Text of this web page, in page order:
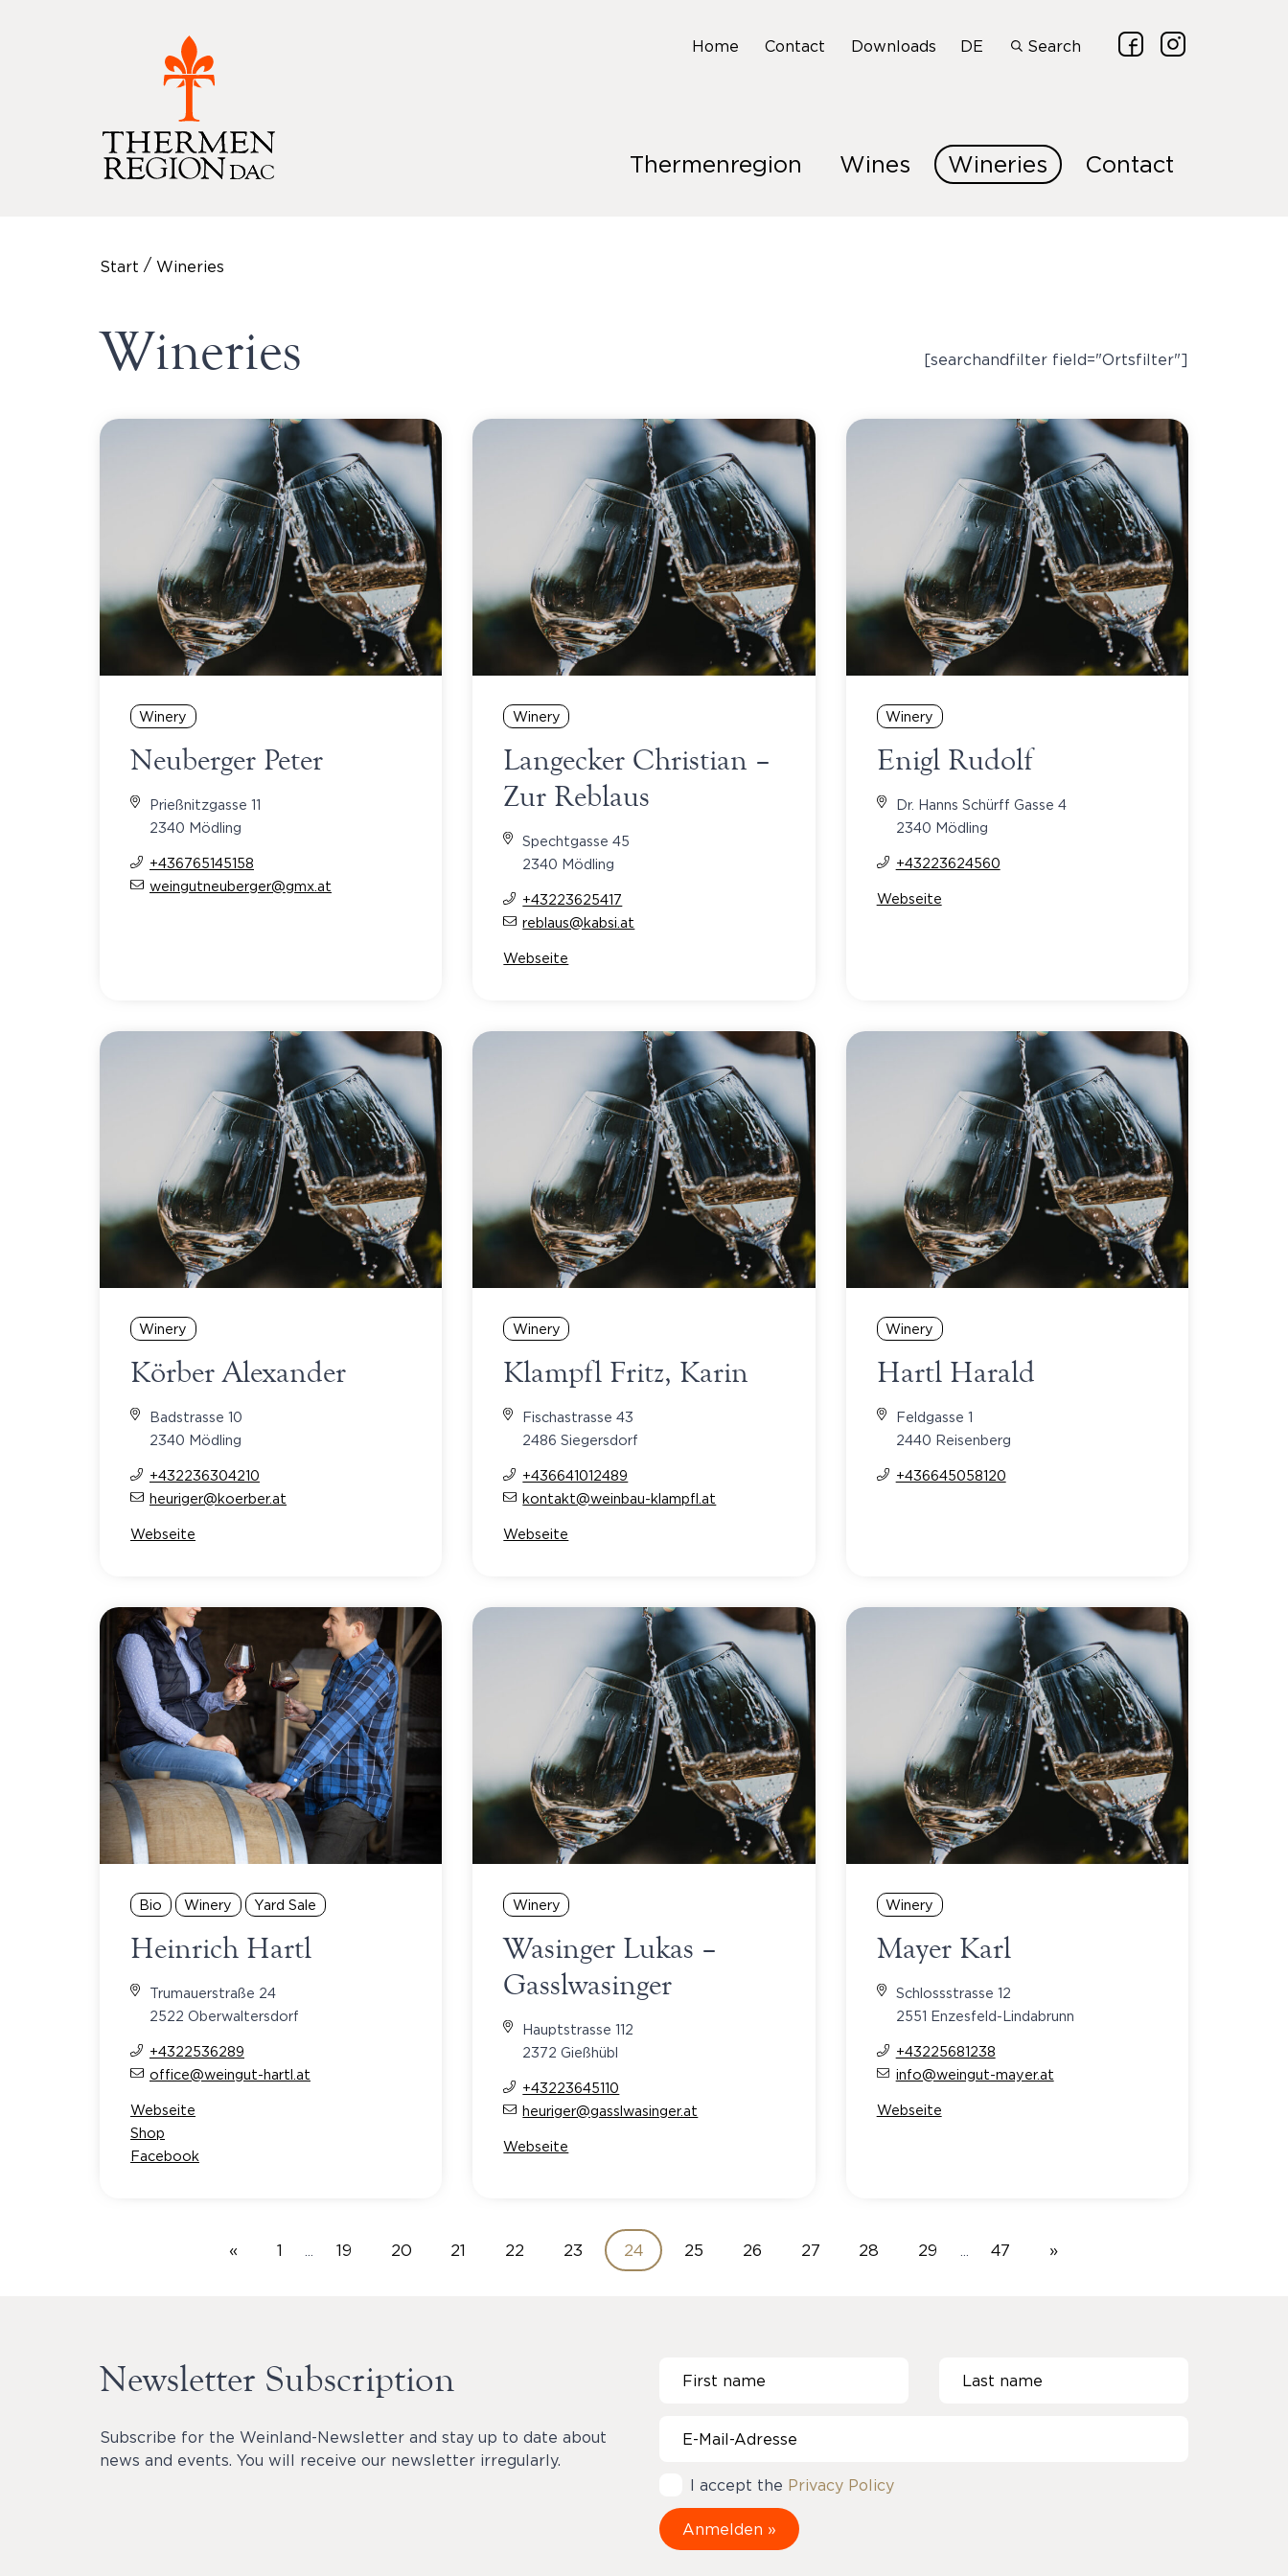
Home Contact Downloads DE Search
Thermenregion Wines Wineries Contact
Start / Wineries
Wineries [searchandfilter field="Ortsfilter"]
Winery
Neuberger Peter
Prießnitzgasse 11
2340 Mödling
+436765145158
weingutneuberger@gmx.at
Winery
Langecker Christian –
Zur Reblaus
Spechtgasse 45
2340 Mödling
+43223625417
reblaus@kabsi.at
Webseite
Winery
Enigl Rudolf
Dr. Hanns Schürff Gasse 4
2340 Mödling
+43223624560
Webseite
Winery
Körber Alexander
Badstrasse 10
2340 Mödling
+432236304210
heuriger@koerber.at
Webseite
Winery
Klampfl Fritz, Karin
Fischastrasse 43
2486 Siegersdorf
+436641012489
kontakt@weinbau-klampfl.at
Webseite
Winery
Hartl Harald
Feldgasse 1
2440 Reisenberg
+436645058120
Bio Winery Yard Sale
Heinrich Hartl
Trumauerstraße 24
2522 Oberwaltersdorf
+4322536289
office@weingut-hartl.at
Webseite
Shop
Facebook
Winery
Wasinger Lukas –
Gasslwasinger
Hauptstrasse 112
2372 Gießhübl
+43223645110
heuriger@gasslwasinger.at
Webseite
Winery
Mayer Karl
Schlossstrasse 12
2551 Enzesfeld-Lindabrunn
+43225681238
info@weingut-mayer.at
Webseite
« 1 19 20 21 22 23 24 25 26 27 28 29 47 »
Newsletter Subscription
Subscribe for the Weinland-Newsletter and stay up to date about
news and events. You will receive our newsletter irregularly.
I accept the Privacy Policy